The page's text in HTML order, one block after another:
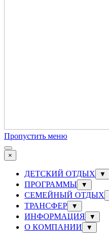
Пропустить меню
×
ДЕТСКИЙ ОТДЫХ ▼
ПРОГРАММЫ ▼
СЕМЕЙНЫЙ ОТДЫХ
ТРАНСФЕР ▼
ИНФОРМАЦИЯ ▼
О КОМПАНИИ ▼